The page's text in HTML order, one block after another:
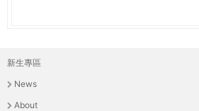
主
選
新生專區
News
About